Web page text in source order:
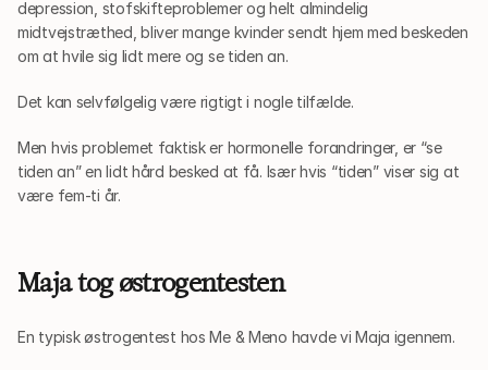
depression, stofskifteproblemer og helt almindelig
midtvejstræthed, bliver mange kvinder sendt hjem med beskeden
om at hvile sig lidt mere og se tiden an.
Det kan selvfølgelig være rigtigt i nogle tilfælde.
Men hvis problemet faktisk er hormonelle forandringer, er “se
tiden an” en lidt hård besked at få. Især hvis “tiden” viser sig at
være fem-ti år.
Maja tog østrogentesten
En typisk østrogentest hos Me & Meno havde vi Maja igennem.